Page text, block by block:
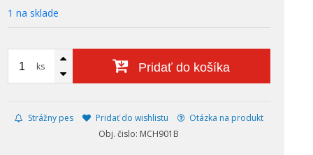
1 na sklade
ks Pridať do košíka
Strážny pes Pridať do wishlistu
Otázka na produkt
Obj. čislo: MCH901B